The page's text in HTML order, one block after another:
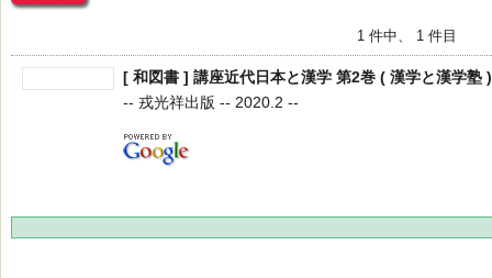
1 件中、 1 件目
[ 和図書 ] 講座近代日本と漢学 第2巻 ( 漢学と漢学塾 )
-- 戎光祥出版 -- 2020.2 --